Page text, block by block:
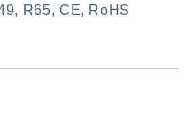
R65, CE, RoHS